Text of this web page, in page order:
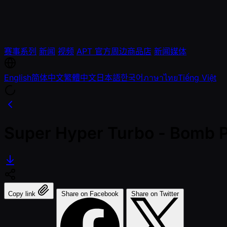
赛事系列 新闻 视频 APT 官方周边商品店 新闻媒体
English简体中文繁體中文日本語한국어ภาษาไทยTiếng Việt
Copy link Share on Facebook Share on Twitter